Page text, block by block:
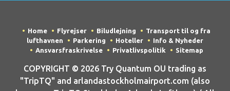
Home Flyrejser Biludlejning
Transport til og fra
lufthavnen
Parkering Hoteller
Info & Nyheder
Ansvarsfraskrivelse
Privatlivspolitik Sitemap
COPYRIGHT © 2026 Try Quantum OU trading as
"TripTQ" and arlandastockholmairport.com (also